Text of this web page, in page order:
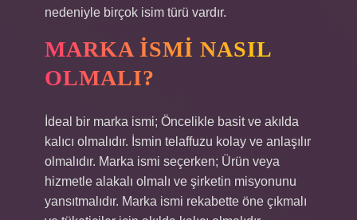
nedeniyle birçok isim türü vardır.
MARKA ISMI NASIL
OLMALI?
İdeal bir marka ismi; Öncelikle basit ve akılda
kalıcı olmalıdır. İsmin telaffuzu kolay ve anlaşılır
olmalıdır. Marka ismi seçerken; Ürün veya
hizmetle alakalı olmalı ve şirketin misyonunu
yansıtmalıdır. Marka ismi rekabette öne çıkmalı